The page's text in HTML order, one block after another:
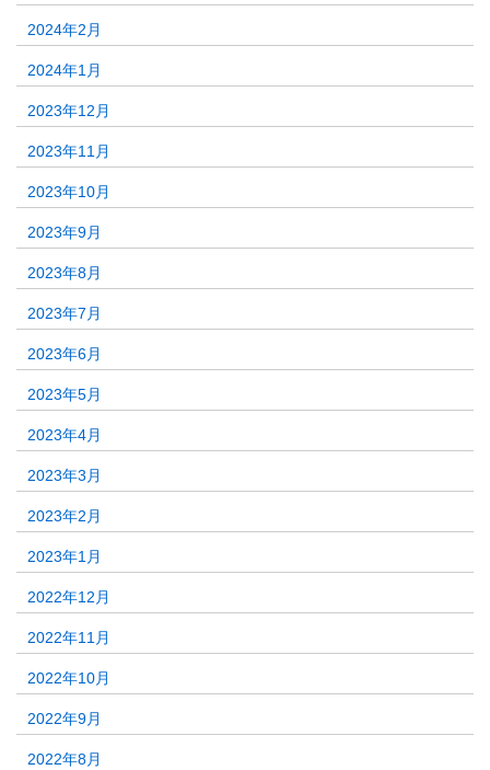
2024年2月
2024年1月
2023年12月
2023年11月
2023年10月
2023年9月
2023年8月
2023年7月
2023年6月
2023年5月
2023年4月
2023年3月
2023年2月
2023年1月
2022年12月
2022年11月
2022年10月
2022年9月
2022年8月